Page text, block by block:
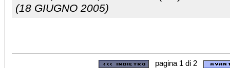
(18 GIUGNO 2005)
pagina 1 di 2